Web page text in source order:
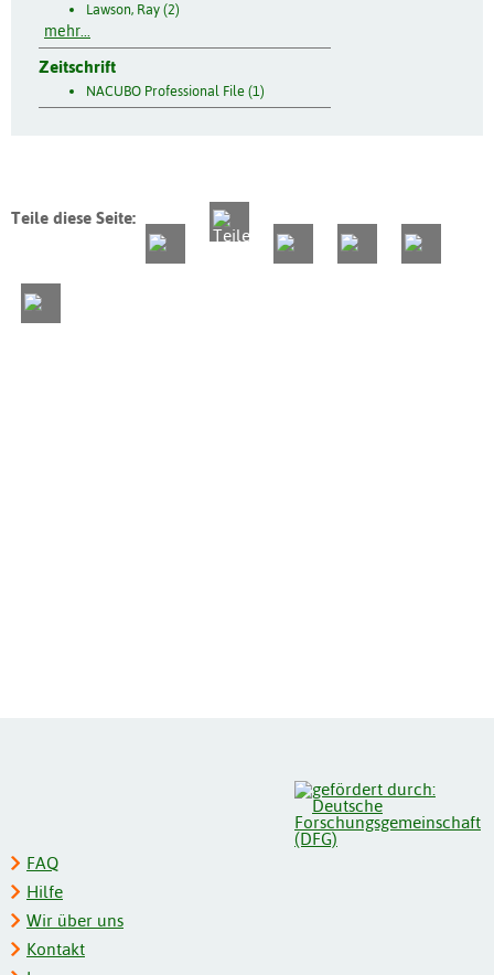
Lawson, Ray (2)
mehr...
Zeitschrift
NACUBO Professional File (1)
Teile diese Seite:
FAQ
Hilfe
Wir über uns
Kontakt